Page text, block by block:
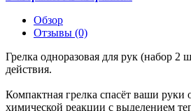
Обзор
Отзывы (0)
Грелка одноразовая для рук (набор 2
действия.
Компактная грелка спасёт ваши руки
химической реакции с выделением